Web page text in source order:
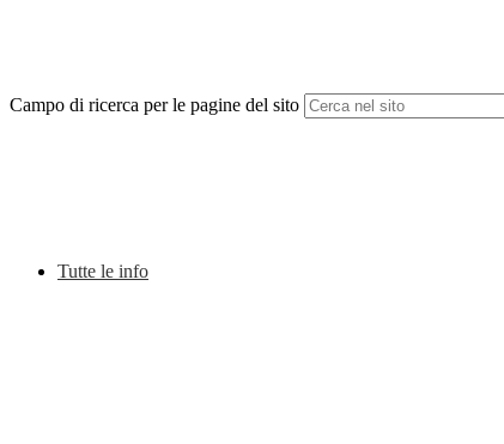
Campo di ricerca per le pagine del sito
Tutte le info